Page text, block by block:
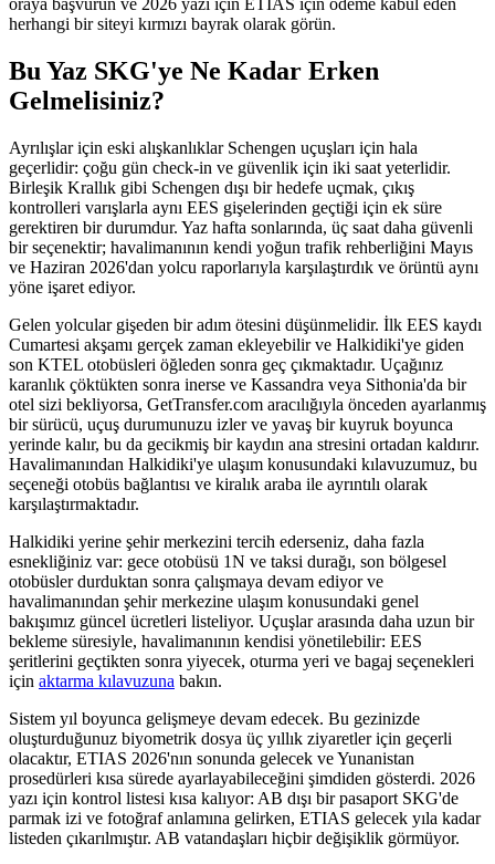
herhangi bir siteyi kırmızı bayrak olarak görün.
Bu Yaz SKG'ye Ne Kadar Erken
Gelmelisiniz?
Ayrılışlar için eski alışkanlıklar Schengen uçuşları için hala
geçerlidir: çoğu gün check-in ve güvenlik için iki saat yeterlidir.
Birleşik Krallık gibi Schengen dışı bir hedefe uçmak, çıkış
kontrolleri varışlarla aynı EES gişelerinden geçtiği için ek süre
gerektiren bir durumdur. Yaz hafta sonlarında, üç saat daha güvenli
bir seçenektir; havalimanının kendi yoğun trafik rehberliğini Mayıs
ve Haziran 2026'dan yolcu raporlarıyla karşılaştırdık ve örüntü aynı
yöne işaret ediyor.
Gelen yolcular gişeden bir adım ötesini düşünmelidir. İlk EES kaydı
Cumartesi akşamı gerçek zaman ekleyebilir ve Halkidiki'ye giden
son KTEL otobüsleri öğleden sonra geç çıkmaktadır. Uçağınız
karanlık çöktükten sonra inerse ve Kassandra veya Sithonia'da bir
otel sizi bekliyorsa, GetTransfer.com aracılığıyla önceden ayarlanmış
bir sürücü, uçuş durumunuzu izler ve yavaş bir kuyruk boyunca
yerinde kalır, bu da gecikmiş bir kaydın ana stresini ortadan kaldırır.
Havalimanından Halkidiki'ye ulaşım konusundaki kılavuzumuz, bu
seçeneği otobüs bağlantısı ve kiralık araba ile ayrıntılı olarak
karşılaştırmaktadır.
Halkidiki yerine şehir merkezini tercih ederseniz, daha fazla
esnekliğiniz var: gece otobüsü 1N ve taksi durağı, son bölgesel
otobüsler durduktan sonra çalışmaya devam ediyor ve
havalimanından şehir merkezine ulaşım konusundaki genel
bakışımız güncel ücretleri listeliyor. Uçuşlar arasında daha uzun bir
bekleme süresiyle, havalimanının kendisi yönetilebilir: EES
şeritlerini geçtikten sonra yiyecek, oturma yeri ve bagaj seçenekleri
için aktarma kılavuzuna bakın.
Sistem yıl boyunca gelişmeye devam edecek. Bu gezinizde
oluşturduğunuz biyometrik dosya üç yıllık ziyaretler için geçerli
olacaktır, ETIAS 2026'nın sonunda gelecek ve Yunanistan
prosedürleri kısa sürede ayarlayabileceğini şimdiden gösterdi. 2026
yazı için kontrol listesi kısa kalıyor: AB dışı bir pasaport SKG'de
parmak izi ve fotoğraf anlamına gelirken, ETIAS gelecek yıla kadar
listeden çıkarılmıştır. AB vatandaşları hiçbir değişiklik görmüyor.